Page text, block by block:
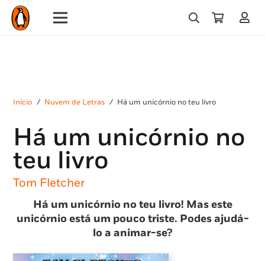
Início / Nuvem de Letras / Há um unicórnio no teu livro
Há um unicórnio no
teu livro
Tom Fletcher
Há um unicórnio no teu livro! Mas este
unicórnio está um pouco triste. Podes ajudá-
lo a animar-se?